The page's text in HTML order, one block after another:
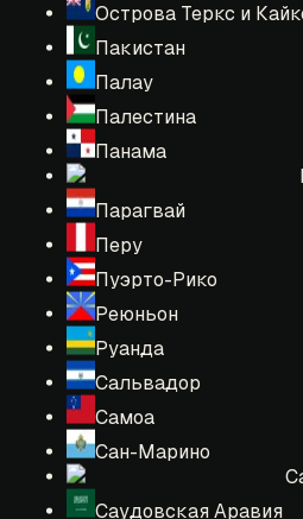
Острова Теркс и
Пакистан
Палау
Палестина
Панама
Парагвай
Перу
Пуэрто-Рико
Реюньон
Руанда
Сальвадор
Самоа
Сан-Марино
Саудовская Аравия